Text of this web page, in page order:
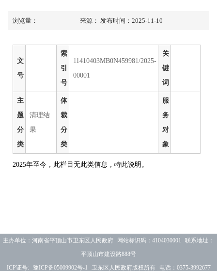
来源： 发布时间：2025-11-10
浏览量：
文
号
索
引
号
11410403MB0N459981/2025-
00001
关
键
词
主
题
分
类
清理结
果
体
裁
分
类
服
务
对
象
2025年至今，此栏目无此类信息，特此说明。
主办单位：河南省平顶山市卫东区人民政府 网站标识码：4104030001 联系地址：
平顶山市建设路888号
ICP证号:
豫ICP备05009902号-1 卫东区人民政府版权所有 电话：0375-3992677